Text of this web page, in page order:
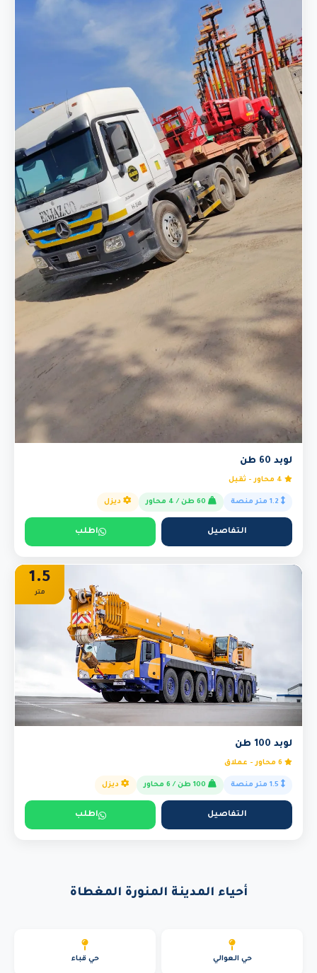
لوبد 60 طن
ديزل
التفاصيل اطلب
1.5
متر
لوبد 100 طن
ديزل
التفاصيل اطلب
أحياء المدينة المنورة المغطاة
حي العوالي حي قباء